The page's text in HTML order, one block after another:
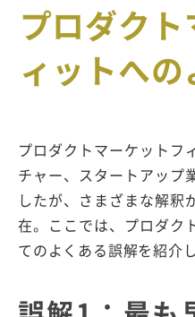
プロダク
ィットへ
プロダクトマーケットフ
チャー、スタートアップ
したが、さまざまな解釈
在。ここでは、プロダク
てのよくある誤解を紹介し